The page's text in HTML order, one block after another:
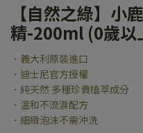
【自然之綠】小
精-200ml (0歲以
．義大利原裝進口
．迪士尼官方授權
．純天然 多種珍貴植萃成分
．溫和不流淚配方
．細緻泡沫不需沖洗